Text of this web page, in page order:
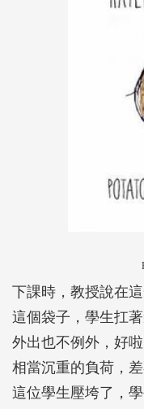
下課時，教授說在
這個袋子，學生扛
外出也不例外，好
相當沉重的負荷，
這位學生壓垮了，